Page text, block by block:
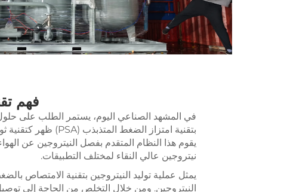
فهم
في المشهد الصناعي اليوم، يستمر الطلب على حلول
بتقنية امتزاز الضغط المتذبذب (PSA)
ظهر كتقنية
يقوم هذا النظام المتقدم بفصل النيتروجين عن
نيتروجين عالي النقاء لمختلف التطبيقات.
النيتروجين. ومن خلال التخلص من الحاجة إلى